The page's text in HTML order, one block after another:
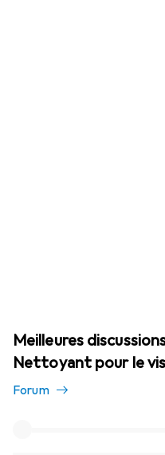
Meilleures
Nettoyant pour le
Forum